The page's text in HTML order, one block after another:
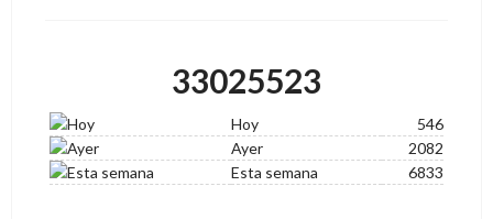
33025523
Hoy
546
Ayer
2082
Esta semana
6833